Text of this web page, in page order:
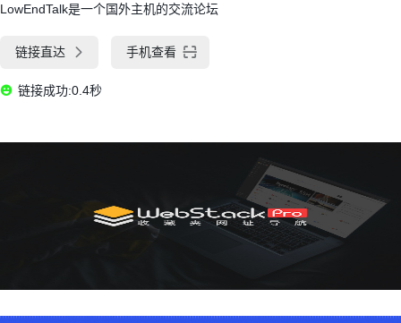
LowEndTalk是一个国外主机的交流论坛
链接直达 手机查看
链接成功:0.4秒